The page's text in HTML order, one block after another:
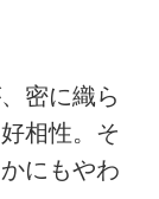
密に織ら
相性。そ
にもやわ